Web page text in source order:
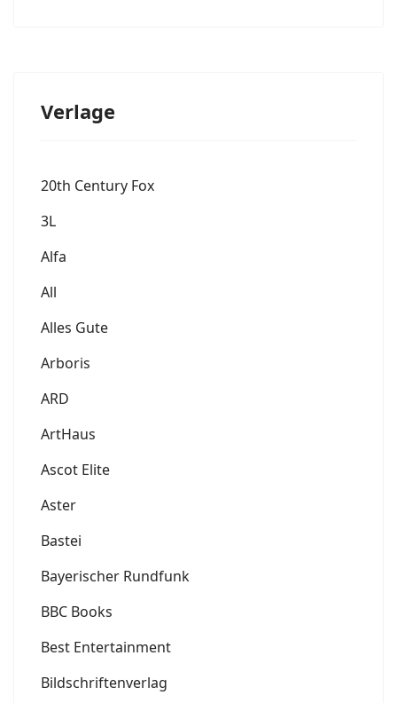
Verlage
20th Century Fox
3L
Alfa
All
Alles Gute
Arboris
ARD
ArtHaus
Ascot Elite
Aster
Bastei
Bayerischer Rundfunk
BBC Books
Best Entertainment
Bildschriftenverlag